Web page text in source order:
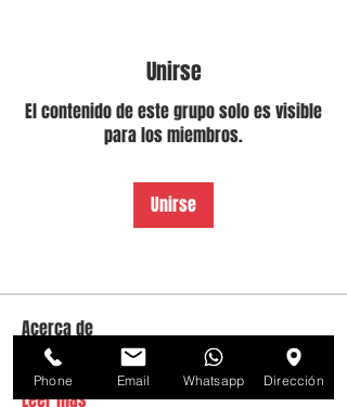
Unirse
El contenido de este grupo solo es visible
para los miembros.
Unirse
Acerca de
Hola a tod@s El lunes 7 de julio a las 16:00
hrs (4 pm) vamo...
Leer más
Phone Email Whatsapp Dirección